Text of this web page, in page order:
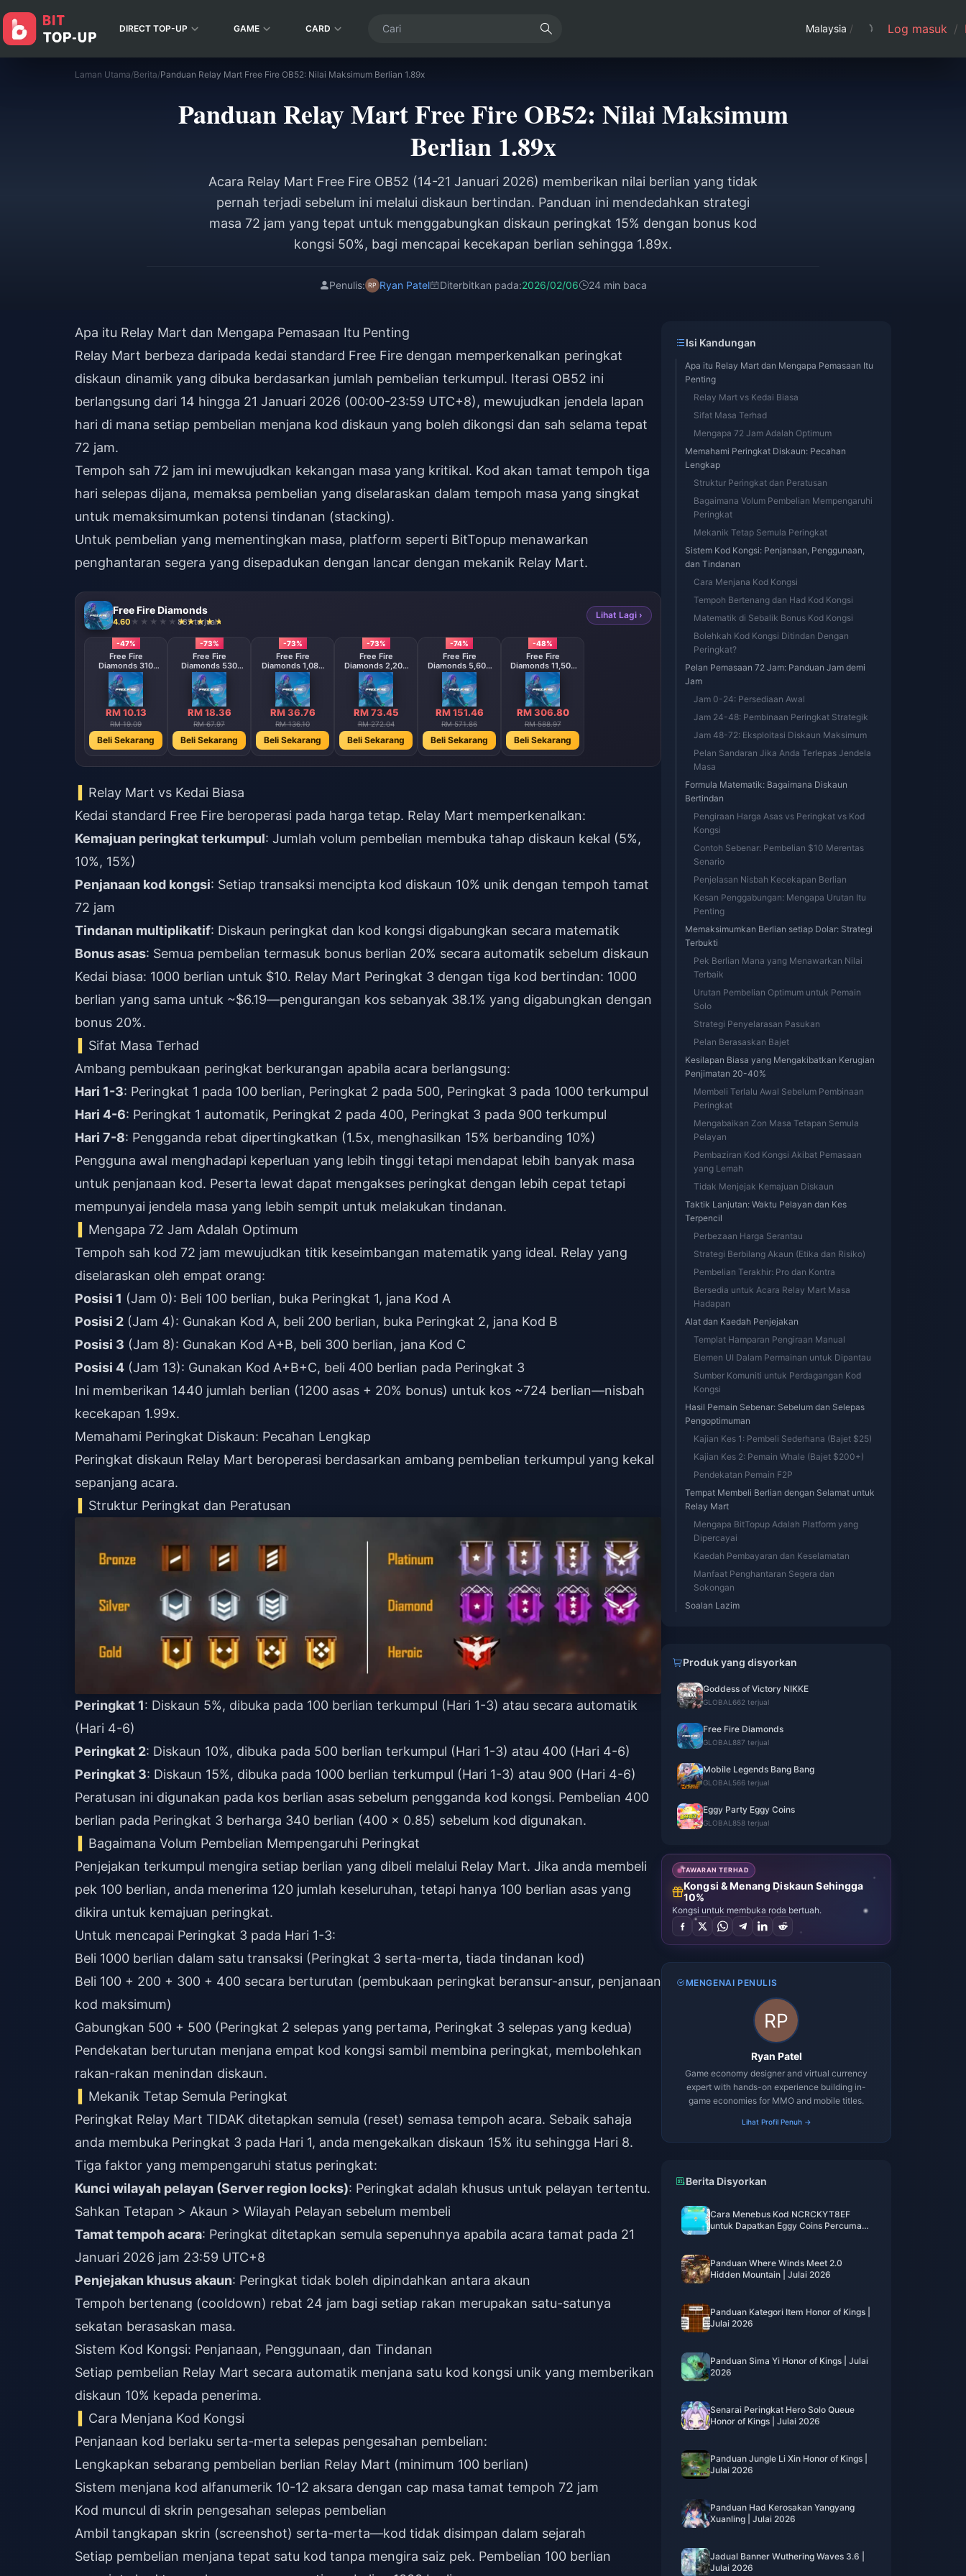
DIRECT TOP-UP GAME CARD Malaysia / Log masuk /
Laman Utama/Berita/Panduan Relay Mart Free Fire OB52: Nilai Maksimum Berlian 1.89x
Panduan Relay Mart Free Fire OB52: Nilai Maksimum
Berlian 1.89x
Acara Relay Mart Free Fire OB52 (14-21 Januari 2026) memberikan nilai berlian yang tidak
pernah terjadi sebelum ini melalui diskaun bertindan. Panduan ini mendedahkan strategi
masa 72 jam yang tepat untuk menggabungkan diskaun peringkat 15% dengan bonus kod
kongsi 50%, bagi mencapai kecekapan berlian sehingga 1.89x.
Penulis: Ryan Patel Diterbitkan pada:2026/02/06 24 min baca
Apa itu Relay Mart dan Mengapa Pemasaan Itu Penting
Relay Mart berbeza daripada kedai standard Free Fire dengan memperkenalkan peringkat
diskaun dinamik yang dibuka berdasarkan jumlah pembelian terkumpul. Iterasi OB52 ini
berlangsung dari 14 hingga 21 Januari 2026 (00:00-23:59 UTC+8), mewujudkan jendela lapan
hari di mana setiap pembelian menjana kod diskaun yang boleh dikongsi dan sah selama tepat
72 jam.
Tempoh sah 72 jam ini mewujudkan kekangan masa yang kritikal. Kod akan tamat tempoh tiga
hari selepas dijana, memaksa pembelian yang diselaraskan dalam tempoh masa yang singkat
untuk memaksimumkan potensi tindanan (stacking).
Untuk pembelian yang mementingkan masa, platform seperti BitTopup menawarkan
penghantaran segera yang disepadukan dengan lancar dengan mekanik Relay Mart.
Free Fire Diamonds
4.60 887 terjual
Lihat Lagi ›
-47%
Free Fire
Diamonds 310
Diamonds
RM 10.13
RM 19.09
Beli Sekarang
-73%
Free Fire
Diamonds 530
Diamonds
【Middle East
region optional】
RM 18.36
RM 67.97
Beli Sekarang
-73%
Free Fire
Diamonds 1,080
Diamonds
【Middle East
region optional】
RM 36.76
RM 136.10
Beli Sekarang
-73%
Free Fire
Diamonds 2,200
Diamonds
【Middle East
region optional】
RM 73.45
RM 272.04
Beli Sekarang
-74%
Free Fire
Diamonds 5,600
Diamonds
RM 151.46
RM 571.86
Beli Sekarang
-48%
Free Fire
Diamonds 11,500
Diamonds
RM 306.80
RM 588.97
Beli Sekarang
Relay Mart vs Kedai Biasa
Kedai standard Free Fire beroperasi pada harga tetap. Relay Mart memperkenalkan:
Kemajuan peringkat terkumpul: Jumlah volum pembelian membuka tahap diskaun kekal (5%,
10%, 15%)
Penjanaan kod kongsi: Setiap transaksi mencipta kod diskaun 10% unik dengan tempoh tamat
72 jam
Tindanan multiplikatif: Diskaun peringkat dan kod kongsi digabungkan secara matematik
Bonus asas: Semua pembelian termasuk bonus berlian 20% secara automatik sebelum diskaun
Kedai biasa: 1000 berlian untuk $10. Relay Mart Peringkat 3 dengan tiga kod bertindan: 1000
berlian yang sama untuk ~$6.19—pengurangan kos sebanyak 38.1% yang digabungkan dengan
bonus 20%.
Sifat Masa Terhad
Ambang pembukaan peringkat berkurangan apabila acara berlangsung:
Hari 1-3: Peringkat 1 pada 100 berlian, Peringkat 2 pada 500, Peringkat 3 pada 1000 terkumpul
Hari 4-6: Peringkat 1 automatik, Peringkat 2 pada 400, Peringkat 3 pada 900 terkumpul
Hari 7-8: Pengganda rebat dipertingkatkan (1.5x, menghasilkan 15% berbanding 10%)
Pengguna awal menghadapi keperluan yang lebih tinggi tetapi mendapat lebih banyak masa
untuk penjanaan kod. Peserta lewat dapat mengakses peringkat dengan lebih cepat tetapi
mempunyai jendela masa yang lebih sempit untuk melakukan tindanan.
Mengapa 72 Jam Adalah Optimum
Tempoh sah kod 72 jam mewujudkan titik keseimbangan matematik yang ideal. Relay yang
diselaraskan oleh empat orang:
Posisi 1 (Jam 0): Beli 100 berlian, buka Peringkat 1, jana Kod A
Posisi 2 (Jam 4): Gunakan Kod A, beli 200 berlian, buka Peringkat 2, jana Kod B
Posisi 3 (Jam 8): Gunakan Kod A+B, beli 300 berlian, jana Kod C
Posisi 4 (Jam 13): Gunakan Kod A+B+C, beli 400 berlian pada Peringkat 3
Ini memberikan 1440 jumlah berlian (1200 asas + 20% bonus) untuk kos ~724 berlian—nisbah
kecekapan 1.99x.
Memahami Peringkat Diskaun: Pecahan Lengkap
Peringkat diskaun Relay Mart beroperasi berdasarkan ambang pembelian terkumpul yang kekal
sepanjang acara.
Struktur Peringkat dan Peratusan
Peringkat 1: Diskaun 5%, dibuka pada 100 berlian terkumpul (Hari 1-3) atau secara automatik
(Hari 4-6)
Peringkat 2: Diskaun 10%, dibuka pada 500 berlian terkumpul (Hari 1-3) atau 400 (Hari 4-6)
Peringkat 3: Diskaun 15%, dibuka pada 1000 berlian terkumpul (Hari 1-3) atau 900 (Hari 4-6)
Peratusan ini digunakan pada kos berlian asas sebelum pengganda kod kongsi. Pembelian 400
berlian pada Peringkat 3 berharga 340 berlian (400 × 0.85) sebelum kod digunakan.
Bagaimana Volum Pembelian Mempengaruhi Peringkat
Penjejakan terkumpul mengira setiap berlian yang dibeli melalui Relay Mart. Jika anda membeli
pek 100 berlian, anda menerima 120 jumlah keseluruhan, tetapi hanya 100 berlian asas yang
dikira untuk kemajuan peringkat.
Untuk mencapai Peringkat 3 pada Hari 1-3:
Beli 1000 berlian dalam satu transaksi (Peringkat 3 serta-merta, tiada tindanan kod)
Beli 100 + 200 + 300 + 400 secara berturutan (pembukaan peringkat beransur-ansur, penjanaan
kod maksimum)
Gabungkan 500 + 500 (Peringkat 2 selepas yang pertama, Peringkat 3 selepas yang kedua)
Pendekatan berturutan menjana empat kod kongsi sambil membina peringkat, membolehkan
rakan-rakan menindan diskaun.
Mekanik Tetap Semula Peringkat
Peringkat Relay Mart TIDAK ditetapkan semula (reset) semasa tempoh acara. Sebaik sahaja
anda membuka Peringkat 3 pada Hari 1, anda mengekalkan diskaun 15% itu sehingga Hari 8.
Tiga faktor yang mempengaruhi status peringkat:
Kunci wilayah pelayan (Server region locks): Peringkat adalah khusus untuk pelayan tertentu.
Sahkan Tetapan > Akaun > Wilayah Pelayan sebelum membeli
Tamat tempoh acara: Peringkat ditetapkan semula sepenuhnya apabila acara tamat pada 21
Januari 2026 jam 23:59 UTC+8
Penjejakan khusus akaun: Peringkat tidak boleh dipindahkan antara akaun
Tempoh bertenang (cooldown) rebat 24 jam bagi setiap rakan merupakan satu-satunya
sekatan berasaskan masa.
Sistem Kod Kongsi: Penjanaan, Penggunaan, dan Tindanan
Setiap pembelian Relay Mart secara automatik menjana satu kod kongsi unik yang memberikan
diskaun 10% kepada penerima.
Cara Menjana Kod Kongsi
Penjanaan kod berlaku serta-merta selepas pengesahan pembelian:
Lengkapkan sebarang pembelian berlian Relay Mart (minimum 100 berlian)
Sistem menjana kod alfanumerik 10-12 aksara dengan cap masa tamat tempoh 72 jam
Kod muncul di skrin pengesahan selepas pembelian
Ambil tangkapan skrin (screenshot) serta-merta—kod tidak disimpan dalam sejarah
Setiap pembelian menjana tepat satu kod tanpa mengira saiz pek. Pembelian 100 berlian
Isi Kandungan
Apa itu Relay Mart dan Mengapa Pemasaan Itu
Penting
Relay Mart vs Kedai Biasa
Sifat Masa Terhad
Mengapa 72 Jam Adalah Optimum
Memahami Peringkat Diskaun: Pecahan
Lengkap
Struktur Peringkat dan Peratusan
Bagaimana Volum Pembelian Mempengaruhi
Peringkat
Mekanik Tetap Semula Peringkat
Sistem Kod Kongsi: Penjanaan, Penggunaan,
dan Tindanan
Cara Menjana Kod Kongsi
Tempoh Bertenang dan Had Kod Kongsi
Matematik di Sebalik Bonus Kod Kongsi
Bolehkah Kod Kongsi Ditindan Dengan
Peringkat?
Pelan Pemasaan 72 Jam: Panduan Jam demi
Jam
Jam 0-24: Persediaan Awal
Jam 24-48: Pembinaan Peringkat Strategik
Jam 48-72: Eksploitasi Diskaun Maksimum
Pelan Sandaran Jika Anda Terlepas Jendela
Masa
Formula Matematik: Bagaimana Diskaun
Bertindan
Pengiraan Harga Asas vs Peringkat vs Kod
Kongsi
Contoh Sebenar: Pembelian $10 Merentas
Senario
Penjelasan Nisbah Kecekapan Berlian
Kesan Penggabungan: Mengapa Urutan Itu
Penting
Memaksimumkan Berlian setiap Dolar: Strategi
Terbukti
Pek Berlian Mana yang Menawarkan Nilai
Terbaik
Urutan Pembelian Optimum untuk Pemain
Solo
Strategi Penyelarasan Pasukan
Pelan Berasaskan Bajet
Kesilapan Biasa yang Mengakibatkan Kerugian
Penjimatan 20-40%
Membeli Terlalu Awal Sebelum Pembinaan
Peringkat
Mengabaikan Zon Masa Tetapan Semula
Pelayan
Pembaziran Kod Kongsi Akibat Pemasaan
yang Lemah
Tidak Menjejak Kemajuan Diskaun
Taktik Lanjutan: Waktu Pelayan dan Kes
Terpencil
Perbezaan Harga Serantau
Strategi Berbilang Akaun (Etika dan Risiko)
Pembelian Terakhir: Pro dan Kontra
Bersedia untuk Acara Relay Mart Masa
Hadapan
Alat dan Kaedah Penjejakan
Templat Hamparan Pengiraan Manual
Elemen UI Dalam Permainan untuk Dipantau
Sumber Komuniti untuk Perdagangan Kod
Kongsi
Hasil Pemain Sebenar: Sebelum dan Selepas
Pengoptimuman
Kajian Kes 1: Pembeli Sederhana (Bajet $25)
Kajian Kes 2: Pemain Whale (Bajet $200+)
Pendekatan Pemain F2P
Tempat Membeli Berlian dengan Selamat untuk
Relay Mart
Mengapa BitTopup Adalah Platform yang
Dipercayai
Kaedah Pembayaran dan Keselamatan
Manfaat Penghantaran Segera dan
Sokongan
Soalan Lazim
Produk yang disyorkan
Goddess of Victory NIKKE
GLOBAL 662 terjual
Free Fire Diamonds
GLOBAL 887 terjual
Mobile Legends Bang Bang
GLOBAL 566 terjual
Eggy Party Eggy Coins
GLOBAL 858 terjual
TAWARAN TERHAD
Kongsi & Menang Diskaun Sehingga
10%
Kongsi untuk membuka roda bertuah.
MENGENAI PENULIS
Ryan Patel
Game economy designer and virtual currency
expert with hands-on experience building in-
game economies for MMO and mobile titles.
Lihat Profil Penuh →
Berita Disyorkan
Cara Menebus Kod NCRCKYT8EF
untuk Dapatkan Eggy Coins Percuma
Panduan Where Winds Meet 2.0
Hidden Mountain | Julai 2026
Panduan Kategori Item Honor of Kings |
Julai 2026
Panduan Sima Yi Honor of Kings | Julai
2026
Senarai Peringkat Hero Solo Queue
Honor of Kings | Julai 2026
Panduan Jungle Li Xin Honor of Kings |
Julai 2026
Panduan Had Kerosakan Yangyang
Xuanling | Julai 2026
Jadual Banner Wuthering Waves 3.6 |
Julai 2026